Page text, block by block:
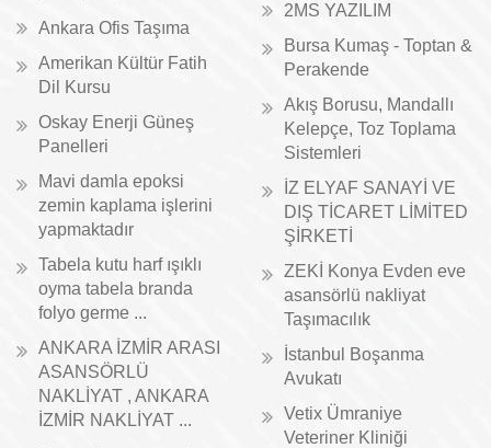
Ankara Ofis Taşıma
Amerikan Kültür Fatih
Dil Kursu
Oskay Enerji Güneş
Panelleri
Mavi damla epoksi
zemin kaplama işlerini
yapmaktadır
Tabela kutu harf ışıklı
oyma tabela branda
folyo germe ...
ANKARA İZMİR ARASI
ASANSÖRLÜ
NAKLİYAT , ANKARA
İZMİR NAKLİYAT ...
2MS YAZILIM
Bursa Kumaş - Toptan &
Perakende
Akış Borusu, Mandallı
Kelepçe, Toz Toplama
Sistemleri
İZ ELYAF SANAYİ VE
DIŞ TİCARET LİMİTED
ŞİRKETİ
ZEKİ Konya Evden eve
asansörlü nakliyat
Taşımacılık
İstanbul Boşanma
Avukatı
Vetix Ümraniye
Veteriner Kliniği